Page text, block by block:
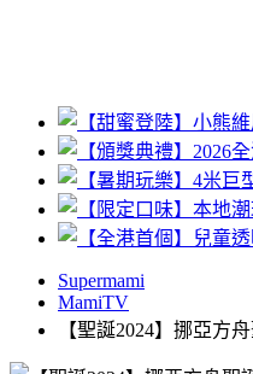
Supermami
MamiTV
【聖誕2024】挪亞方